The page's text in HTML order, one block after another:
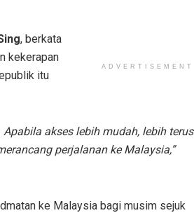
ADVERTISEMENT
, berkata
kekerapan
itu
akses lebih mudah, lebih terus
perjalanan ke Malaysia,”
ke Malaysia bagi musim sejuk